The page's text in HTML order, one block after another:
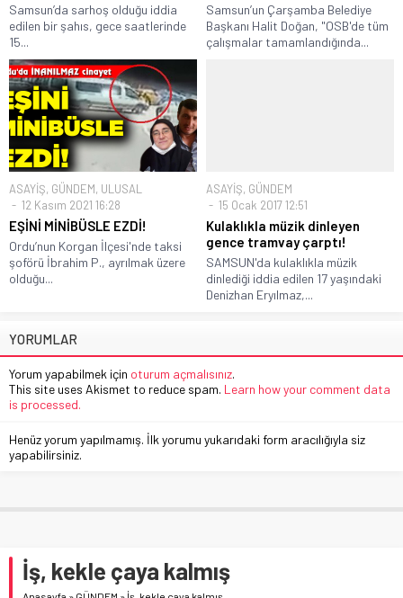
Samsun’da sarhoş olduğu iddia
edilen bir şahıs, gece saatlerinde
15...
Samsun’un Çarşamba Belediye
Başkanı Halit Doğan, "OSB'de tüm
çalışmalar tamamlandığında...
ASAYİŞ, GÜNDEM, ULUSAL
12 Kasım 2021 16:28
EŞİNİ MİNİBÜSLE EZDİ!
Ordu’nun Korgan İlçesi'nde taksi
şoförü İbrahim P., ayrılmak üzere
olduğu...
ASAYİŞ, GÜNDEM
15 Ocak 2017 12:51
Kulaklıkla müzik dinleyen
gence tramvay çarptı!
SAMSUN'da kulaklıkla müzik
dinlediği iddia edilen 17 yaşındaki
Denizhan Eryılmaz,...
YORUMLAR
Yorum yapabilmek için oturum açmalısınız.
This site uses Akismet to reduce spam. Learn how your comment data
is processed.
Henüz yorum yapılmamış. İlk yorumu yukarıdaki form aracılığıyla siz
yapabilirsiniz.
İş, kekle çaya kalmış